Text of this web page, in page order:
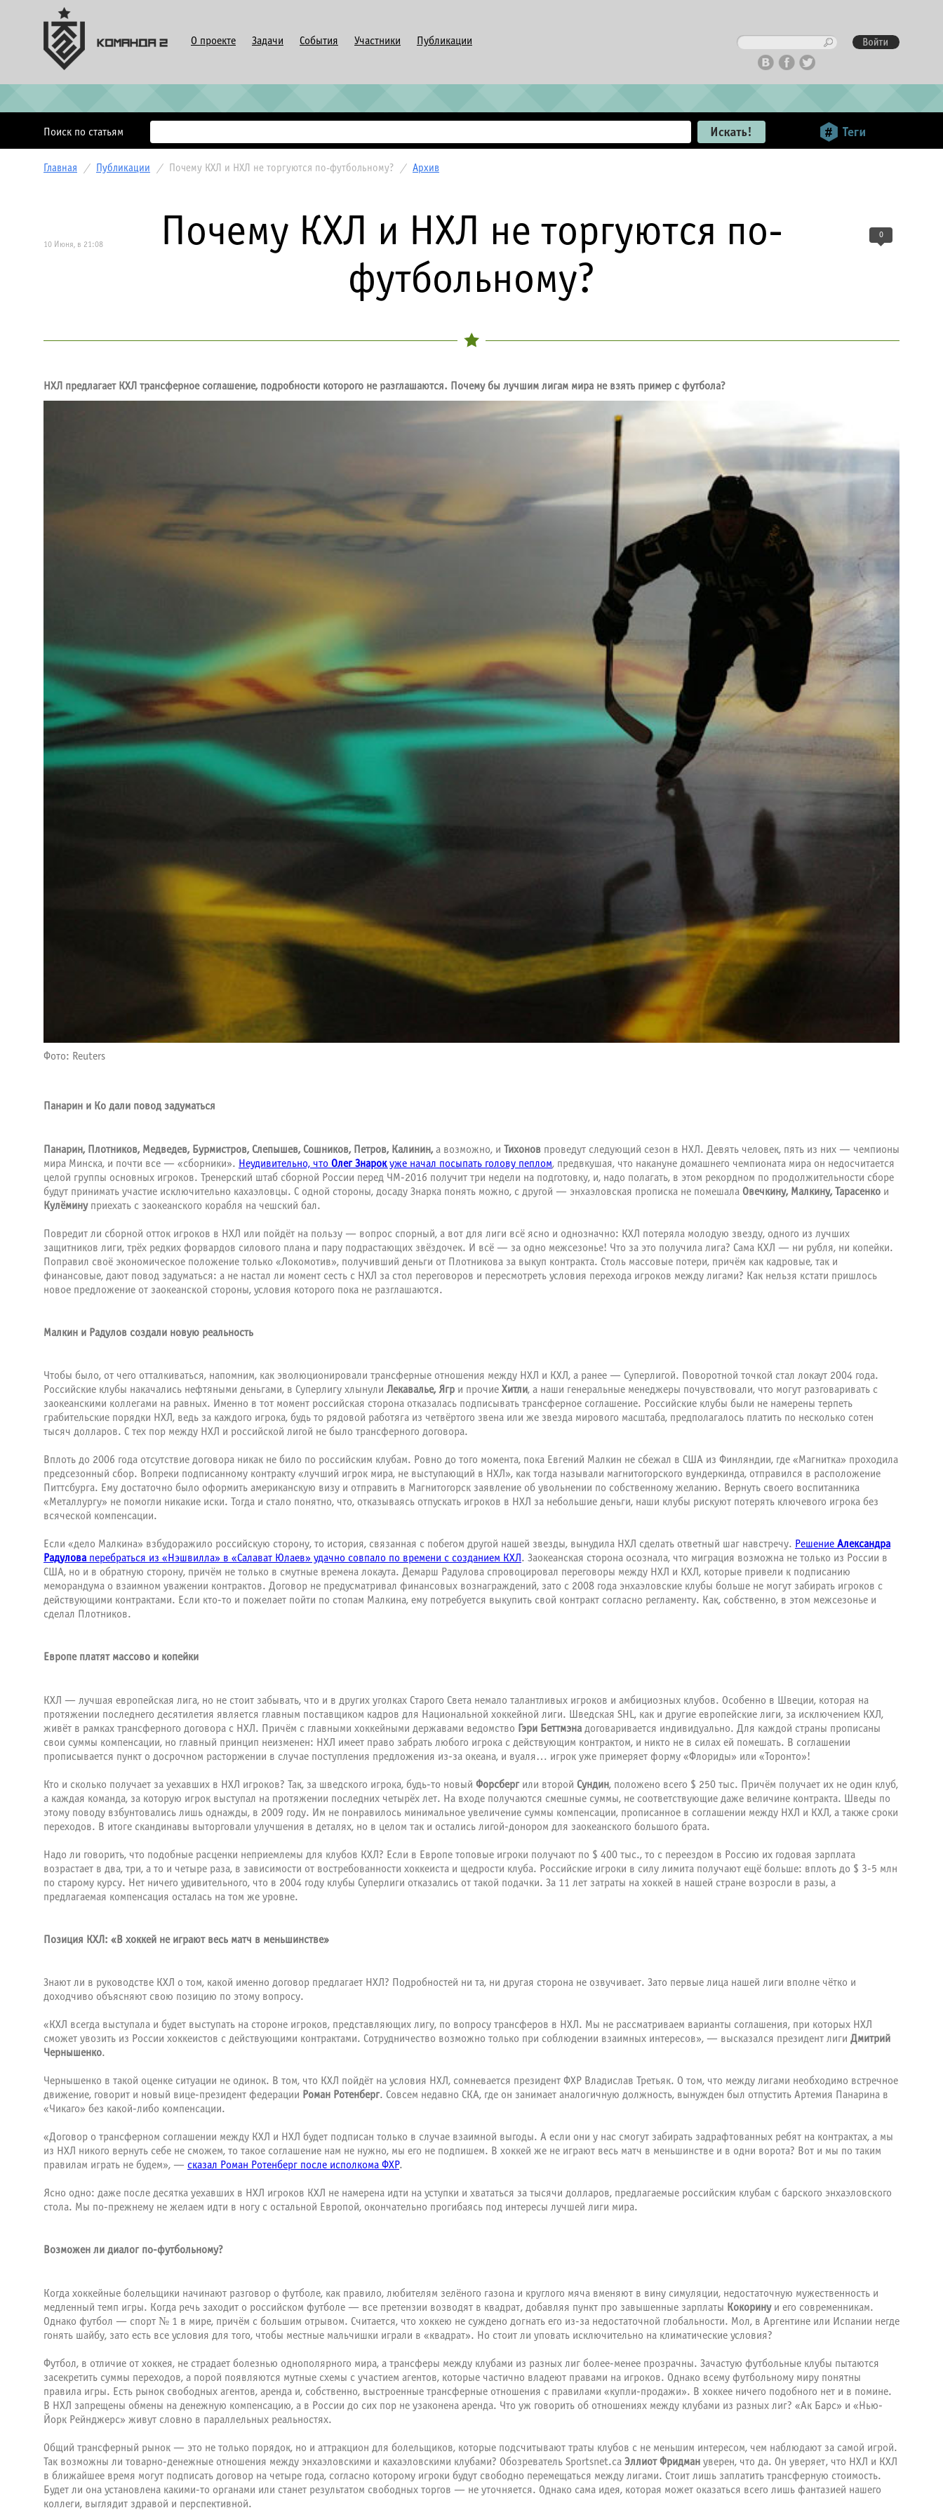
О проекте Задачи События Участники Публикации
Поиск по статьям
Главная / Публикации / Почему КХЛ и НХЛ не торгуются по-футбольному? / Архив
10 Июня, в 21:08
Почему КХЛ и НХЛ не торгуются по-
футбольному?
0
НХЛ предлагает КХЛ трансферное соглашение, подробности которого не разглашаются. Почему бы лучшим лигам мира не взять пример с футбола?
Фото: Reuters
Панарин и Ко дали повод задуматься
Панарин, Плотников, Медведев, Бурмистров, Слепышев, Сошников, Петров, Калинин, а возможно, и Тихонов проведут следующий сезон в НХЛ. Девять человек, пять из них — чемпионы
мира Минска, и почти все — «сборники». Неудивительно, что Олег Знарокуже начал посыпать голову пеплом, предвкушая, что накануне домашнего чемпионата мира он недосчитается
целой группы основных игроков. Тренерский штаб сборной России перед ЧМ-2016 получит три недели на подготовку, и, надо полагать, в этом рекордном по продолжительности сборе
будут принимать участие исключительно кахаэловцы. С одной стороны, досаду Знарка понять можно, с другой — энхаэловская прописка не помешала Овечкину, Малкину, Тарасенко и
Кулёминуприехать с заокеанского корабля на чешский бал.
Повредит ли сборной отток игроков в НХЛ или пойдёт на пользу — вопрос спорный, а вот для лиги всё ясно и однозначно: КХЛ потеряла молодую звезду, одного из лучших
защитников лиги, трёх редких форвардов силового плана и пару подрастающих звёздочек. И всё — за одно межсезонье! Что за это получила лига? Сама КХЛ — ни рубля, ни копейки.
Поправил своё экономическое положение только «Локомотив», получивший деньги от Плотникова за выкуп контракта. Столь массовые потери, причём как кадровые, так и
финансовые, дают повод задуматься: а не настал ли момент сесть с НХЛ за стол переговоров и пересмотреть условия перехода игроков между лигами? Как нельзя кстати пришлось
новое предложение от заокеанской стороны, условия которого пока не разглашаются.
Малкин и Радулов создали новую реальность
Чтобы было, от чего отталкиваться, напомним, как эволюционировали трансферные отношения между НХЛ и КХЛ, а ранее — Суперлигой. Поворотной точкой стал локаут 2004 года.
Российские клубы накачались нефтяными деньгами, в Суперлигу хлынули Лекавалье, Ягр и прочие Хитли, а наши генеральные менеджеры почувствовали, что могут разговаривать с
заокеанскими коллегами на равных. Именно в тот момент российская сторона отказалась подписывать трансферное соглашение. Российские клубы были не намерены терпеть
грабительские порядки НХЛ, ведь за каждого игрока, будь то рядовой работяга из четвёртого звена или же звезда мирового масштаба, предполагалось платить по несколько сотен
тысяч долларов. С тех пор между НХЛ и российской лигой не было трансферного договора.
Вплоть до 2006 года отсутствие договора никак не било по российским клубам. Ровно до того момента, пока Евгений Малкин не сбежал в США из Финляндии, где «Магнитка» проходила
предсезонный сбор. Вопреки подписанному контракту «лучший игрок мира, не выступающий в НХЛ», как тогда называли магнитогорского вундеркинда, отправился в расположение
Питтсбурга. Ему достаточно было оформить американскую визу и отправить в Магнитогорск заявление об увольнении по собственному желанию. Вернуть своего воспитанника
«Металлургу» не помогли никакие иски. Тогда и стало понятно, что, отказываясь отпускать игроков в НХЛ за небольшие деньги, наши клубы рискуют потерять ключевого игрока без
всяческой компенсации.
Если «дело Малкина» взбудоражило российскую сторону, то история, связанная с побегом другой нашей звезды, вынудила НХЛ сделать ответный шаг навстречу. Решение Александра
Радулова перебраться из «Нэшвилла» в «Салават Юлаев» удачно совпало по времени с созданием КХЛ . Заокеанская сторона осознала, что миграция возможна не только из России в
США, но и в обратную сторону, причём не только в смутные времена локаута. Демарш Радулова спровоцировал переговоры между НХЛ и КХЛ, которые привели к подписанию
меморандума о взаимном уважении контрактов. Договор не предусматривал финансовых вознаграждений, зато с 2008 года энхаэловские клубы больше не могут забирать игроков с
действующими контрактами. Если кто-то и пожелает пойти по стопам Малкина, ему потребуется выкупить свой контракт согласно регламенту. Как, собственно, в этом межсезонье и
сделал Плотников.
Европе платят массово и копейки
КХЛ — лучшая европейская лига, но не стоит забывать, что и в других уголках Старого Света немало талантливых игроков и амбициозных клубов. Особенно в Швеции, которая на
протяжении последнего десятилетия является главным поставщиком кадров для Национальной хоккейной лиги. Шведская SHL, как и другие европейские лиги, за исключением КХЛ,
живёт в рамках трансферного договора с НХЛ. Причём с главными хоккейными державами ведомство Гэри Беттмэна договаривается индивидуально. Для каждой страны прописаны
свои суммы компенсации, но главный принцип неизменен: НХЛ имеет право забрать любого игрока с действующим контрактом, и никто не в силах ей помешать. В соглашении
прописывается пункт о досрочном расторжении в случае поступления предложения из-за океана, и вуаля… игрок уже примеряет форму «Флориды» или «Торонто»!
Кто и сколько получает за уехавших в НХЛ игроков? Так, за шведского игрока, будь-то новый Форсберг или второй Сундин, положено всего $ 250 тыс. Причём получает их не один клуб,
а каждая команда, за которую игрок выступал на протяжении последних четырёх лет. На входе получаются смешные суммы, не соответствующие даже величине контракта. Шведы по
этому поводу взбунтовались лишь однажды, в 2009 году. Им не понравилось минимальное увеличение суммы компенсации, прописанное в соглашении между НХЛ и КХЛ, а также сроки
переходов. В итоге скандинавы выторговали улучшения в деталях, но в целом так и остались лигой-донором для заокеанского большого брата.
Надо ли говорить, что подобные расценки неприемлемы для клубов КХЛ? Если в Европе топовые игроки получают по $ 400 тыс., то с переездом в Россию их годовая зарплата
возрастает в два, три, а то и четыре раза, в зависимости от востребованности хоккеиста и щедрости клуба. Российские игроки в силу лимита получают ещё больше: вплоть до $ 3-5 млн
по старому курсу. Нет ничего удивительного, что в 2004 году клубы Суперлиги отказались от такой подачки. За 11 лет затраты на хоккей в нашей стране возросли в разы, а
предлагаемая компенсация осталась на том же уровне.
Позиция КХЛ: «В хоккей не играют весь матч в меньшинстве»
Знают ли в руководстве КХЛ о том, какой именно договор предлагает НХЛ? Подробностей ни та, ни другая сторона не озвучивает. Зато первые лица нашей лиги вполне чётко и
доходчиво объясняют свою позицию по этому вопросу.
«КХЛ всегда выступала и будет выступать на стороне игроков, представляющих лигу, по вопросу трансферов в НХЛ. Мы не рассматриваем варианты соглашения, при которых НХЛ
сможет увозить из России хоккеистов с действующими контрактами. Сотрудничество возможно только при соблюдении взаимных интересов», — высказался президент лиги Дмитрий
Чернышенко.
Чернышенко в такой оценке ситуации не одинок. В том, что КХЛ пойдёт на условия НХЛ, сомневается президент ФХР Владислав Третьяк. О том, что между лигами необходимо встречное
движение, говорит и новый вице-президент федерации Роман Ротенберг. Совсем недавно СКА, где он занимает аналогичную должность, вынужден был отпустить Артемия Панарина в
«Чикаго» без какой-либо компенсации.
«Договор о трансферном соглашении между КХЛ и НХЛ будет подписан только в случае взаимной выгоды. А если они у нас смогут забирать задрафтованных ребят на контрактах, а мы
из НХЛ никого вернуть себе не сможем, то такое соглашение нам не нужно, мы его не подпишем. В хоккей же не играют весь матч в меньшинстве и в одни ворота? Вот и мы по таким
правилам играть не будем», — сказал Роман Ротенберг после исполкома ФХР.
Ясно одно: даже после десятка уехавших в НХЛ игроков КХЛ не намерена идти на уступки и хвататься за тысячи долларов, предлагаемые российским клубам с барского энхаэловского
стола. Мы по-прежнему не желаем идти в ногу с остальной Европой, окончательно прогибаясь под интересы лучшей лиги мира.
Возможен ли диалог по-футбольному?
Когда хоккейные болельщики начинают разговор о футболе, как правило, любителям зелёного газона и круглого мяча вменяют в вину симуляции, недостаточную мужественность и
медленный темп игры. Когда речь заходит о российском футболе — все претензии возводят в квадрат, добавляя пункт про завышенные зарплаты Кокоринуи его современникам.
Однако футбол — спорт № 1 в мире, причём с большим отрывом. Считается, что хоккею не суждено догнать его из-за недостаточной глобальности. Мол, в Аргентине или Испании негде
гонять шайбу, зато есть все условия для того, чтобы местные мальчишки играли в «квадрат». Но стоит ли уповать исключительно на климатические условия?
Футбол, в отличие от хоккея, не страдает болезнью однополярного мира, а трансферы между клубами из разных лиг более-менее прозрачны. Зачастую футбольные клубы пытаются
засекретить суммы переходов, а порой появляются мутные схемы с участием агентов, которые частично владеют правами на игроков. Однако всему футбольному миру понятны
правила игры. Есть рынок свободных агентов, аренда и, собственно, выстроенные трансферные отношения с правилами «купли-продажи». В хоккее ничего подобного нет и в помине.
В НХЛ запрещены обмены на денежную компенсацию, а в России до сих пор не узаконена аренда. Что уж говорить об отношениях между клубами из разных лиг? «Ак Барс» и «Нью-
Йорк Рейнджерс» живут словно в параллельных реальностях.
Общий трансферный рынок — это не только порядок, но и аттракцион для болельщиков, которые подсчитывают траты клубов с не меньшим интересом, чем наблюдают за самой игрой.
Так возможны ли товарно-денежные отношения между энхаэловскими и кахаэловскими клубами? Обозреватель Sportsnet.ca Эллиот Фридман уверен, что да. Он уверяет, что НХЛ и КХЛ
в ближайшее время могут подписать договор на четыре года, согласно которому игроки будут свободно перемещаться между лигами. Стоит лишь заплатить трансферную стоимость.
Будет ли она установлена какими-то органами или станет результатом свободных торгов — не уточняется. Однако сама идея, которая может оказаться всего лишь фантазией нашего
коллеги, выглядит здравой и перспективной.